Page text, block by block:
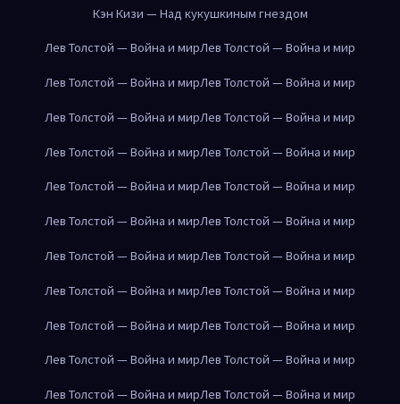
Кэн Кизи — Над кукушкиным гнездом
Лев Толстой — Война и мирЛев Толстой — Война и мир
Лев Толстой — Война и мирЛев Толстой — Война и мир
Лев Толстой — Война и мирЛев Толстой — Война и мир
Лев Толстой — Война и мирЛев Толстой — Война и мир
Лев Толстой — Война и мирЛев Толстой — Война и мир
Лев Толстой — Война и мирЛев Толстой — Война и мир
Лев Толстой — Война и мирЛев Толстой — Война и мир
Лев Толстой — Война и мирЛев Толстой — Война и мир
Лев Толстой — Война и мирЛев Толстой — Война и мир
Лев Толстой — Война и мирЛев Толстой — Война и мир
Лев Толстой — Война и мирЛев Толстой — Война и мир